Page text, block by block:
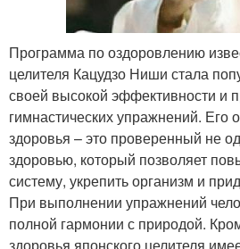
Программа по оздоровлению
целителя Кацудзо Ниши стала
своей высокой эффективности и
гимнастических упражнений. Его
здоровья – это проверенный не
здоровью, который позволяет
систему, укрепить организм и
При выполнении упражнений
полной гармонии с природой.
здоровья японского целителя